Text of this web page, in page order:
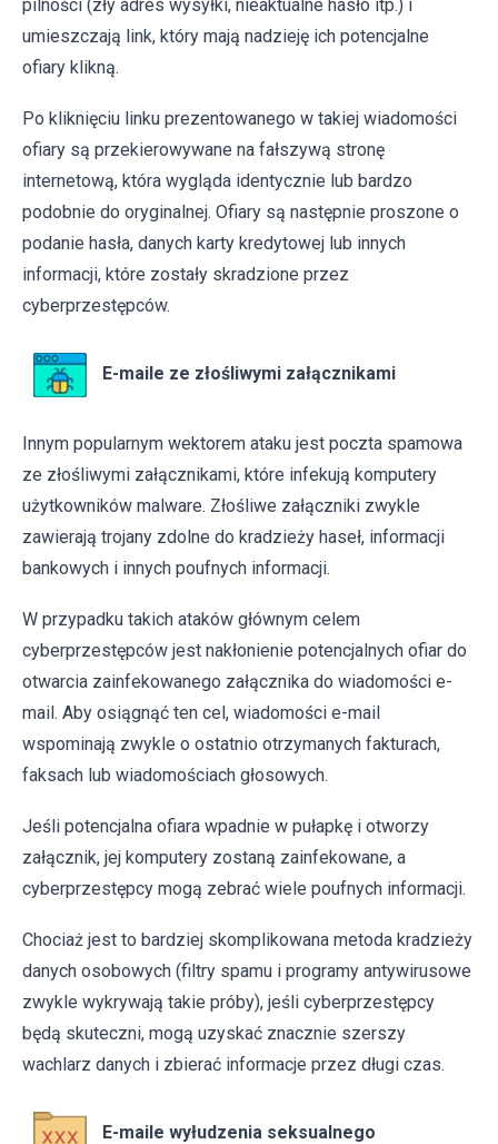
pilności (zły adres wysyłki, nieaktualne hasło itp.) i
umieszczają link, który mają nadzieję ich potencjalne
ofiary klikną.
Po kliknięciu linku prezentowanego w takiej wiadomości
ofiary są przekierowywane na fałszywą stronę
internetową, która wygląda identycznie lub bardzo
podobnie do oryginalnej. Ofiary są następnie proszone o
podanie hasła, danych karty kredytowej lub innych
informacji, które zostały skradzione przez
cyberprzestępców.
E-maile ze złośliwymi załącznikami
Innym popularnym wektorem ataku jest poczta spamowa
ze złośliwymi załącznikami, które infekują komputery
użytkowników malware. Złośliwe załączniki zwykle
zawierają trojany zdolne do kradzieży haseł, informacji
bankowych i innych poufnych informacji.
W przypadku takich ataków głównym celem
cyberprzestępców jest nakłonienie potencjalnych ofiar do
otwarcia zainfekowanego załącznika do wiadomości e-
mail. Aby osiągnąć ten cel, wiadomości e-mail
wspominają zwykle o ostatnio otrzymanych fakturach,
faksach lub wiadomościach głosowych.
Jeśli potencjalna ofiara wpadnie w pułapkę i otworzy
załącznik, jej komputery zostaną zainfekowane, a
cyberprzestępcy mogą zebrać wiele poufnych informacji.
Chociaż jest to bardziej skomplikowana metoda kradzieży
danych osobowych (filtry spamu i programy antywirusowe
zwykle wykrywają takie próby), jeśli cyberprzestępcy
będą skuteczni, mogą uzyskać znacznie szerszy
wachlarz danych i zbierać informacje przez długi czas.
E-maile wyłudzenia seksualnego